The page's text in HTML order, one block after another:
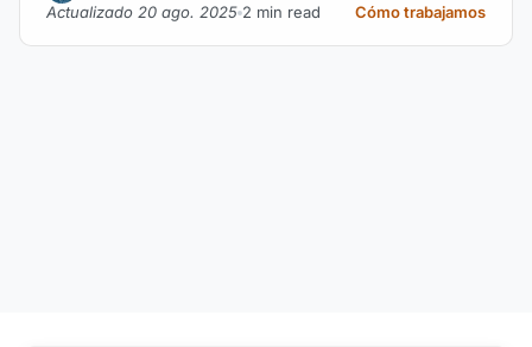
gracias a políticas favorables y a la adopción
institucional.
Actualizado 20 ago. 2025 2 min read Cómo trabajamos